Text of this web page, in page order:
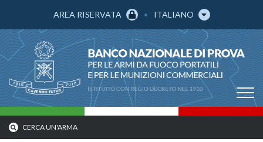
AREA RISERVATA ITALIANO
CERCA UN'ARMA